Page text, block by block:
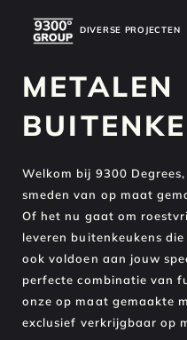
DIVERSE PROJECTEN
DIVERSE PROJECTEN
METALEN
Welkom bij 9300
smeden van op maat
Of het nu gaat om
leveren buitenkeukens
ook voldoen aan jouw
perfecte combinatie van
onze op maat gemaakte
exclusief verkrijgbaar op